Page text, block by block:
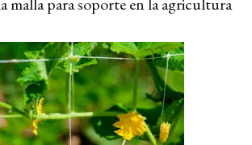
malla para soporte en la agricultura